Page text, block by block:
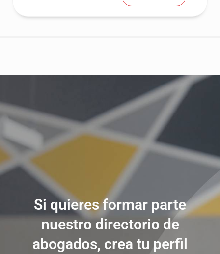
Si quieres formar parte
nuestro directorio de
abogados, crea tu perfil